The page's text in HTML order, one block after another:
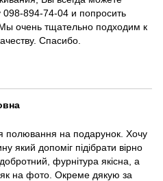
894-74-04 и попросить
очень тщательно подходим к
Спасибо.
полювання на подарунок. Хочу
який допоміг підібрати вірно
фурнітура якісна, а
як на фото. Окреме дякую за